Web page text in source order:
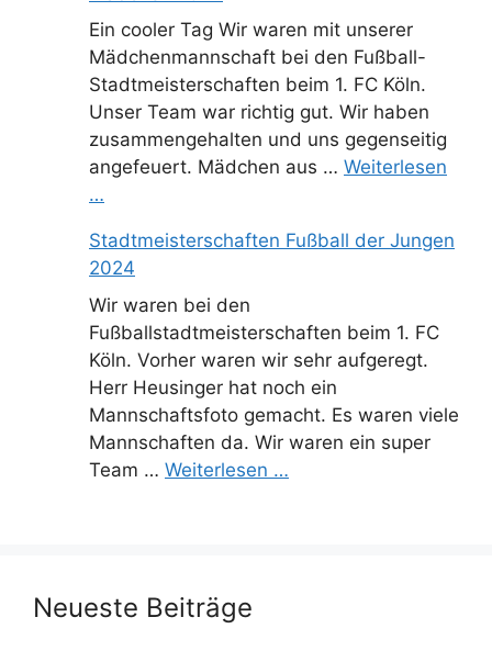
Ein cooler Tag Wir waren mit unserer
Mädchenmannschaft bei den Fußball-
Stadtmeisterschaften beim 1. FC Köln.
Unser Team war richtig gut. Wir haben
zusammengehalten und uns gegenseitig
angefeuert. Mädchen aus … Weiterlesen
…
Stadtmeisterschaften Fußball der Jungen
2024
Wir waren bei den
Fußballstadtmeisterschaften beim 1. FC
Köln. Vorher waren wir sehr aufgeregt.
Herr Heusinger hat noch ein
Mannschaftsfoto gemacht. Es waren viele
Mannschaften da. Wir waren ein super
Team … Weiterlesen …
Neueste Beiträge